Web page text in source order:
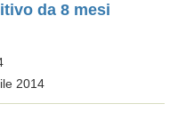
da 8 mesi
2014